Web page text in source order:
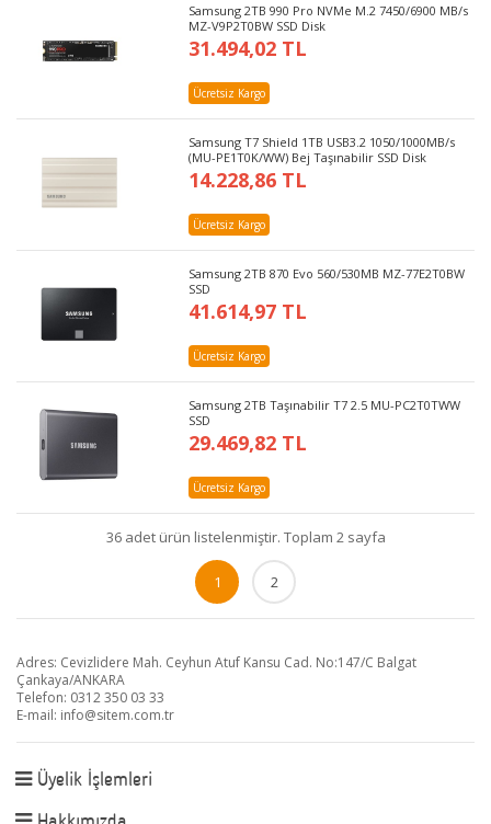
Samsung 2TB 990 Pro NVMe M.2 7450/6900 MB/s
MZ-V9P2T0BW SSD Disk
31.494,02 TL
Ücretsiz Kargo
Samsung T7 Shield 1TB USB3.2 1050/1000MB/s
(MU-PE1T0K/WW) Bej Taşınabilir SSD Disk
14.228,86 TL
Ücretsiz Kargo
Samsung 2TB 870 Evo 560/530MB MZ-77E2T0BW
SSD
41.614,97 TL
Ücretsiz Kargo
Samsung 2TB Taşınabilir T7 2.5 MU-PC2T0TWW
SSD
29.469,82 TL
Ücretsiz Kargo
36 adet ürün listelenmiştir. Toplam 2 sayfa
1 2
Adres: Cevizlidere Mah. Ceyhun Atuf Kansu Cad. No:147/C Balgat
Çankaya/ANKARA
Telefon: 0312 350 03 33
E-mail: info@sitem.com.tr
Üyelik İşlemleri